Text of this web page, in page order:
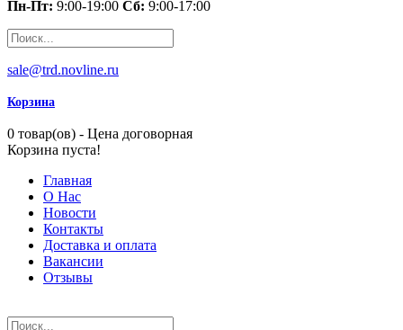
Пн-Пт: 9:00-19:00 Сб: 9:00-17:00
sale@trd.novline.ru
Корзина
0 товар(ов) - Цена договорная
Корзина пуста!
Главная
О Нас
Новости
Контакты
Доставка и оплата
Вакансии
Отзывы